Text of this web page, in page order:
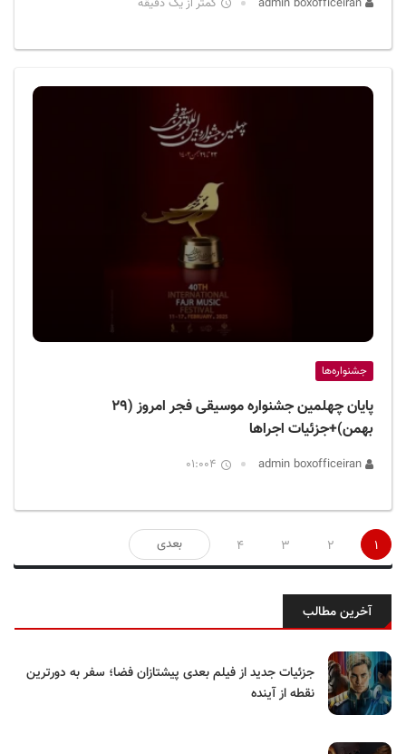
جشنواره‌ها
پایان چهلمین جشنواره موسیقی فجر امروز (۲۹
بهمن)+جزئیات اجراها
01:004
صفحه‌بندی
نوشته‌ها
1
2
3
4 بعدی
آخرین مطالب
جزئیات جدید از فیلم بعدی پیشتازان فضا؛ سفر به دورترین
نقطه از آینده